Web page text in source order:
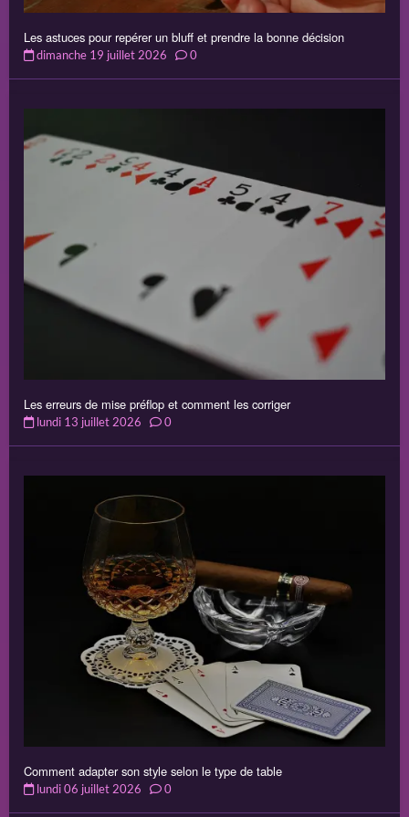
Les astuces pour repérer un bluff et prendre la bonne décision
dimanche 19 juillet 2026 0
Les erreurs de mise préflop et comment les corriger
lundi 13 juillet 2026 0
Comment adapter son style selon le type de table
lundi 06 juillet 2026 0